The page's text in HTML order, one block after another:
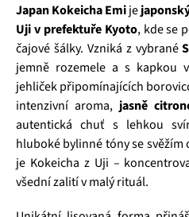
Japan Kokeicha Emije
Uji v prefektuře Kyoto, kde se
čajové šálky. Vzniká z vybrané
jemně rozemele a s kapkou
jehliček připomínajících
intenzivní aroma, jasně
autentická chuť s lehkou
hluboké bylinné tóny se
je Kokeicha z Uji –
všední zalití v malý rituál.